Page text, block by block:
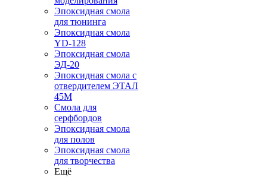
Эпоксидная смола
для тюнинга
Эпоксидная смола
YD-128
Эпоксидная смола
ЭД-20
Эпоксидная смола с
отвердителем ЭТАЛ
45М
Смола для
серфбордов
Эпоксидная смола
для полов
Эпоксидная смола
для творчества
Ещё